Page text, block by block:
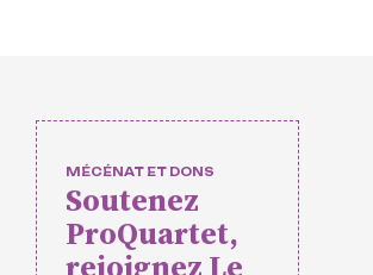
MÉCÉNAT ET DONS
Soutenez
ProQuartet,
rejoignez Le
masterclasses